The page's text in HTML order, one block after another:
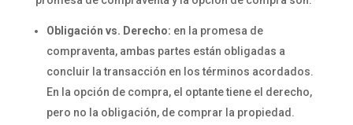
Obligación vs. Derecho: en la promesa de
compraventa, ambas partes están obligadas a
concluir la transacción en los términos acordados.
En la opción de compra, el optante tiene el derecho,
pero no la obligación, de comprar la propiedad.